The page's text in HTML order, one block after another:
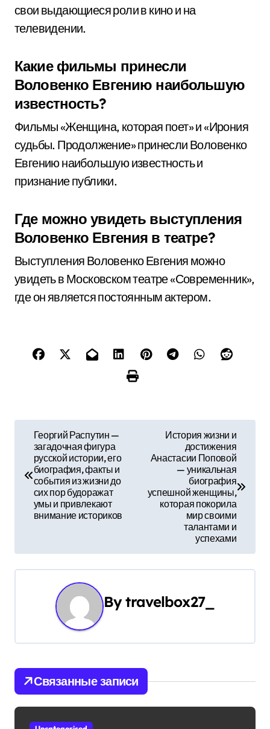
свои выдающиеся роли в кино и на
телевидении.
Какие фильмы принесли
Воловенко Евгению наибольшую
известность?
Фильмы «Женщина, которая поет» и «Ирония
судьбы. Продолжение» принесли Воловенко
Евгению наибольшую известность и
признание публики.
Где можно увидеть выступления
Воловенко Евгения в театре?
Выступления Воловенко Евгения можно
увидеть в Московском театре «Современник»,
где он является постоянным актером.
в
а
о
з
Георгий Распутин —
загадочная фигура
русской истории, его
биография, факты и
события из жизни до
сих пор будоражат
умы и привлекают
внимание историков
История жизни и
достижения
Анастасии Поповой
— уникальная
биография
успешной женщины,
которая покорила
мир своими
талантами и
успехами
Bytravelbox27_
Связанные записи